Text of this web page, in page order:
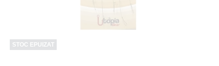
STOC EPUIZAT